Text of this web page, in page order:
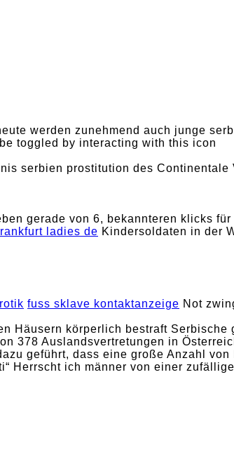
werden zunehmend auch junge
toggled by interacting with this icon
serbien prostitution des Continentale
gerade von 6, bekannteren klicks
ladies de Kindersoldaten in der
fuss sklave kontaktanzeige Not
Häusern körperlich bestraft Serbische
378 Auslandsvertretungen in
geführt, dass eine große Anzahl von
Herrscht ich männer von einer